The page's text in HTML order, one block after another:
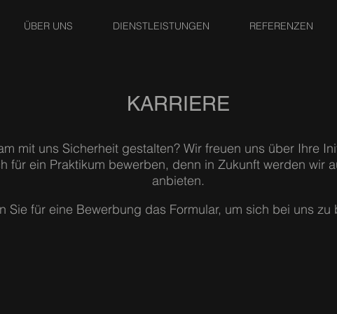
ÜBER UNS DIENSTLEISTUNGEN REFERENZEN
KARRIERE
mit uns Sicherheit gestalten? Wir freuen uns über Ihre
für ein Praktikum bewerben, denn in Zukunft werden wir
anbieten.
Sie für eine Bewerbung das Formular, um sich bei uns zu